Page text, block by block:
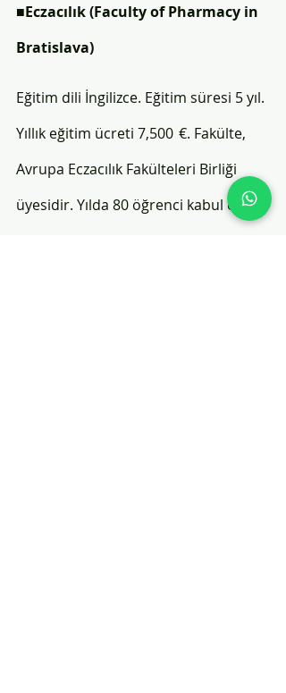
■Eczacılık (Faculty of Pharmacy in
Bratislava)
Eğitim dili İngilizce. Eğitim süresi 5 yıl.
Yıllık eğitim ücreti 7,500  €. Fakülte,
Avrupa Eczacılık Fakülteleri Birliği
üyesidir. Yılda 80 öğrenci kabul eder.